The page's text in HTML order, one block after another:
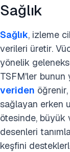
Sağlık
Sağlık, izleme
verileri üretir.
yönelik
TSFM'ler bunun
veriden
sağlayan erken
ötesinde, büyük
desenleri
keşfini